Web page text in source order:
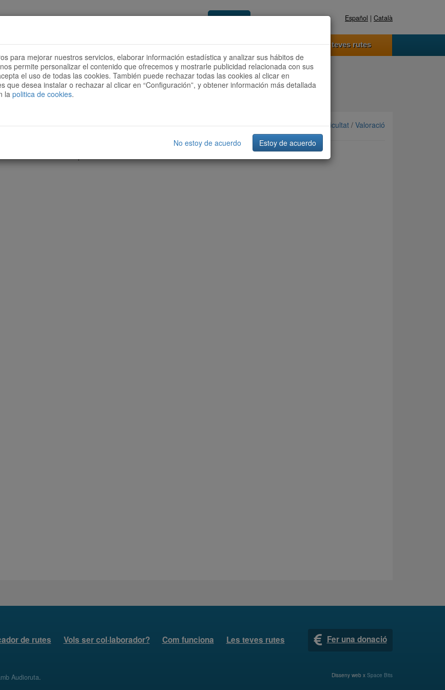
Accedeix Registra't ara Español | Català
rutes Vols ser col·laborador? Com funciona Les teves rutes
Ordenar per: Més recents /Dificultat / Valoració
de rutes Vols ser col·laborador? Com funciona Les teves rutes Fer una donació
Audioruta. Disseny web x Space Bits
para mejorar nuestros servicios, elaborar información estadística y analizar sus hábitos de
permite personalizar el contenido que ofrecemos y mostrarle publicidad relacionada con sus
el uso de todas las cookies. También puede rechazar todas las cookies al clicar en
que desea instalar o rechazar al clicar en “Configuración”, y obtener información más detallada
lapolitica de cookies.
No estoy de acuerdo Estoy de acuerdo